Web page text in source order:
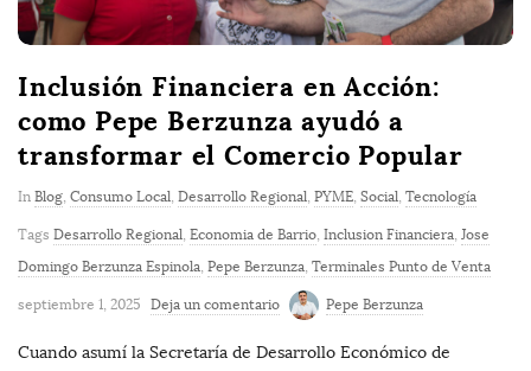
Inclusión Financiera en Acción:
como Pepe Berzunza ayudó a
transformar el Comercio Popular
In Blog, Consumo Local, Desarrollo Regional, PYME, Social, Tecnología
Tags Desarrollo Regional, Economia de Barrio, Inclusion Financiera, Jose
Domingo Berzunza Espinola, Pepe Berzunza, Terminales Punto de Venta
septiembre 1, 2025 Deja un comentario Pepe Berzunza
Cuando asumí la Secretaría de Desarrollo Económico de